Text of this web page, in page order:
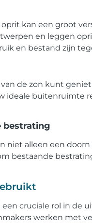
kan een groot
en leggen
en bestand zijn
de zon kunt
ideale buitenruimte
bestrating
niet alleen een
bestaande
cruciale rol in de
werken met